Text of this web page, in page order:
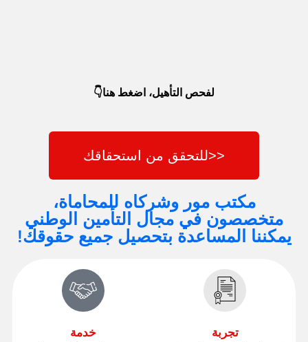
لفحص التأهيل، اضغط هنا👇
<<للتحقق من استحقاقك
مكتب مور وشركاه للمحاماة،
متخصصون في مجال التأمين الوطني
يمكننا المساعدة بتحصيل جميع حقوقك!
تجربة خدمة